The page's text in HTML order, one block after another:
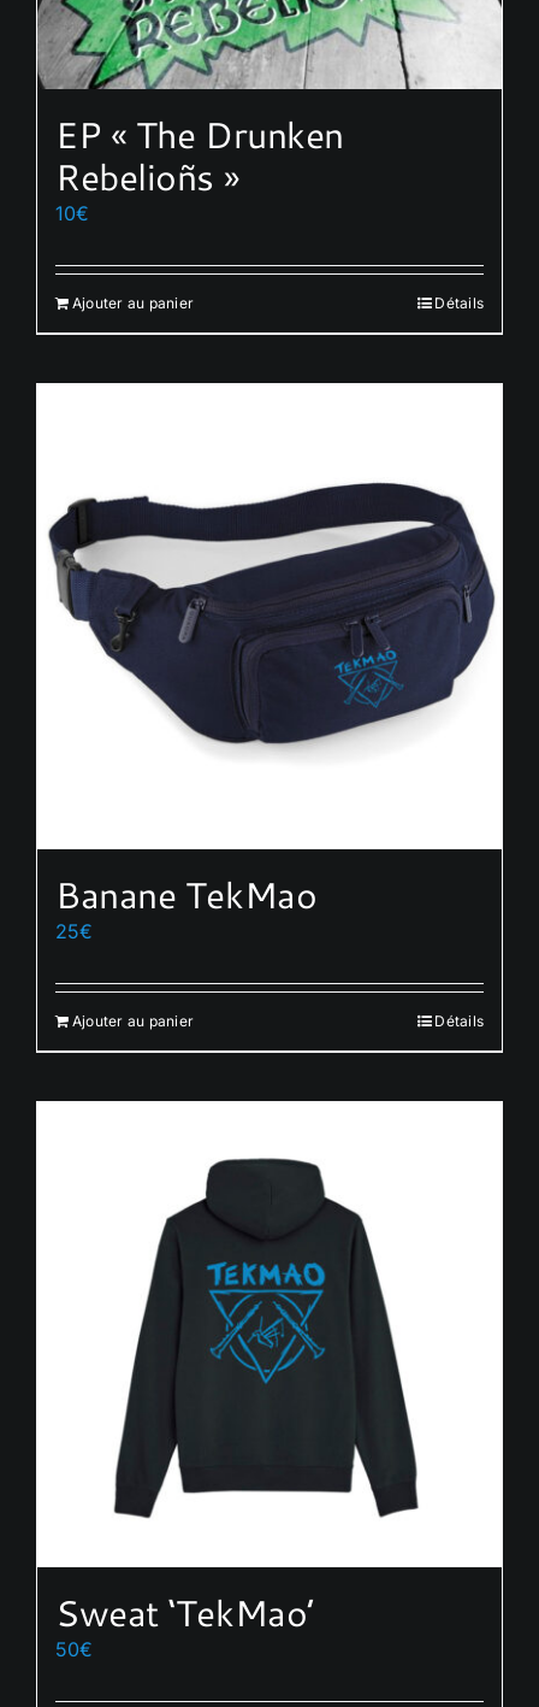
EP « The Drunken
Rebelioñs »
10€
Ajouter au panier Détails
Banane TekMao
25€
Ajouter au panier Détails
Sweat ‘TekMao’
50€